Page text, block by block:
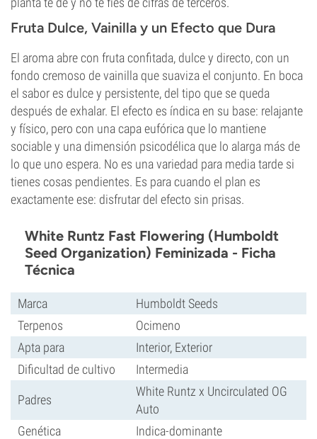
Fruta Dulce, Vainilla y un Efecto que Dura
El aroma abre con fruta confitada, dulce y directo, con un
fondo cremoso de vainilla que suaviza el conjunto. En boca
el sabor es dulce y persistente, del tipo que se queda
después de exhalar. El efecto es índica en su base: relajante
y físico, pero con una capa eufórica que lo mantiene
sociable y una dimensión psicodélica que lo alarga más de
lo que uno espera. No es una variedad para media tarde si
tienes cosas pendientes. Es para cuando el plan es
exactamente ese: disfrutar del efecto sin prisas.
White Runtz Fast Flowering (Humboldt
Seed Organization) Feminizada - Ficha
Técnica
Marca
Humboldt Seeds
Terpenos
Ocimeno
Apta para
Interior, Exterior
Dificultad de cultivo
Intermedia
Padres
White Runtz x Uncirculated OG
Auto
Genética
Indica-dominante